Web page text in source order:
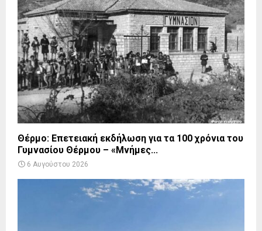
Θέρμο: Επετειακή εκδήλωση για τα 100 χρόνια του
Γυμνασίου Θέρμου – «Μνήμες...
6 Αυγούστου 2026